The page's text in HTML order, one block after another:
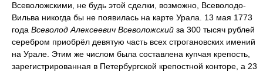
Всеволожскими, не будь этой сделки, возможно, Всеволодо-
Вильва никогда бы не появилась на карте Урала. 13 мая 1773
года Всеволод Алексеевич Всеволожский за 300 тысяч рублей
серебром приобрёл девятую часть всех строгановских имений
на Урале. Этим же числом была составлена купчая крепость,
зарегистрированная в Петербургской крепостной конторе, а 23